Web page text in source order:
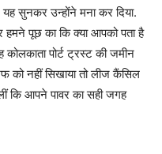
सुनकर उन्होंने मना कर दिया.
हमने पूछ का कि क्या आपको पता है
कोलकाता पोर्ट ट्रस्ट की जमीन
को नहीं सिखाया तो लीज कैंसिल
कि आपने पावर का सही जगह